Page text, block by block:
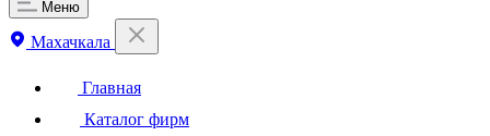
Меню
Махачкала
Главная
Каталог фирм